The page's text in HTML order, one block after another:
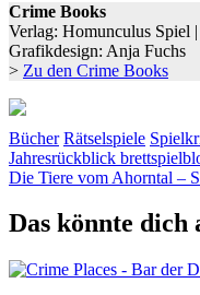
Crime Books
Verlag: Homunculus Spiel
Grafikdesign: Anja Fuchs
> Zu den Crime Books
Bücher Rätselspiele
BuchDysturbiaEscapeFall
Vorheriger
Beitrag:
Jahresrückblick
Nächster
Die Tiere vom Ahorntal –
Das könnte dich